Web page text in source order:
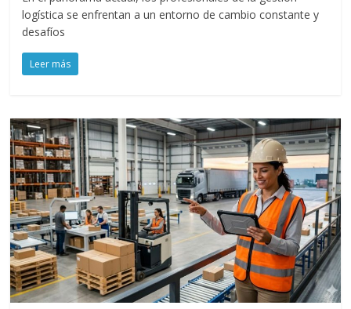
e
b
o
o
k
ittai at
p
e m
r
logística se enfrentan a un entorno de cambio constante y
desafíos
Leer más